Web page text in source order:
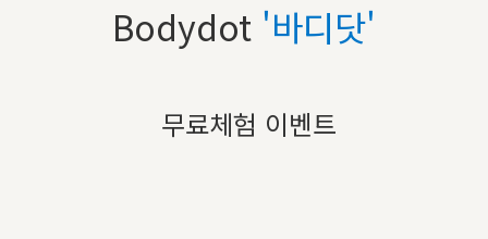
Bodydot '바디닷'
무료체험 이벤트